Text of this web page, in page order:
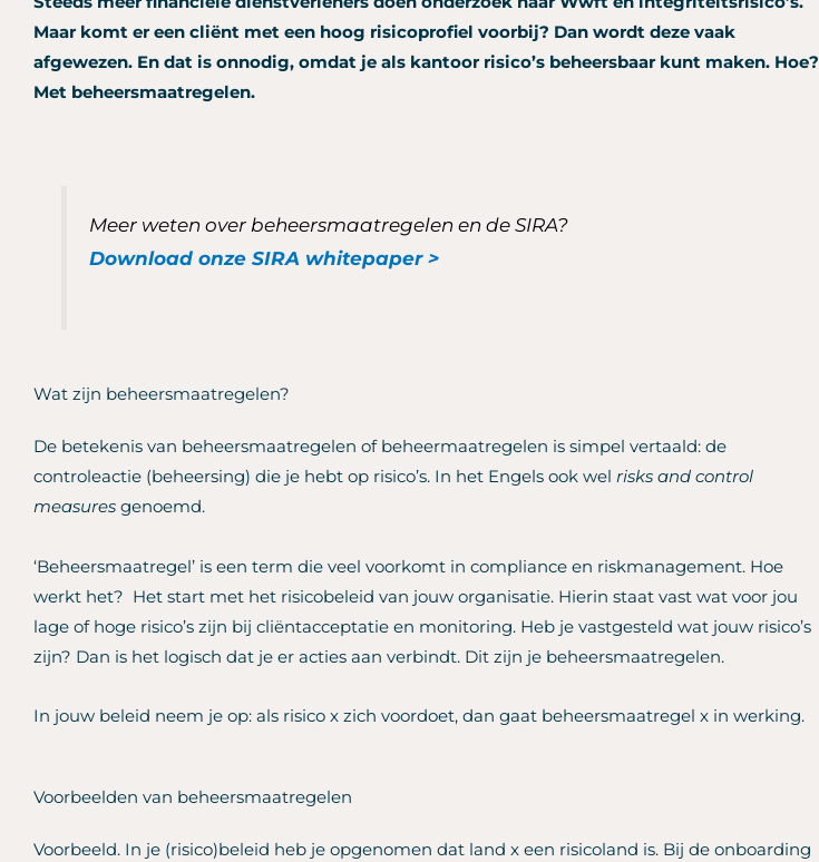
Maar komt er een cliënt met een hoog risicoprofiel voorbij? Dan wordt deze vaak
afgewezen. En dat is onnodig, omdat je als kantoor risico’s beheersbaar kunt maken. Hoe?
Met beheersmaatregelen.
Meer weten over beheersmaatregelen en de SIRA?
Download onze SIRA whitepaper >
Wat zijn beheersmaatregelen?
De betekenis van beheersmaatregelen of beheermaatregelen is simpel vertaald: de
controleactie (beheersing) die je hebt op risico’s. In het Engels ook wel risks and control
measures genoemd.
‘Beheersmaatregel’ is een term die veel voorkomt in compliance en riskmanagement. Hoe
werkt het? Het start met het risicobeleid van jouw organisatie. Hierin staat vast wat voor jou
lage of hoge risico’s zijn bij cliëntacceptatie en monitoring. Heb je vastgesteld wat jouw risico’s
zijn? Dan is het logisch dat je er acties aan verbindt. Dit zijn je beheersmaatregelen.
In jouw beleid neem je op: als risico x zich voordoet, dan gaat beheersmaatregel x in werking.
Voorbeelden van beheersmaatregelen
Voorbeeld. In je (risico)beleid heb je opgenomen dat land x een risicoland is. Bij de onboarding